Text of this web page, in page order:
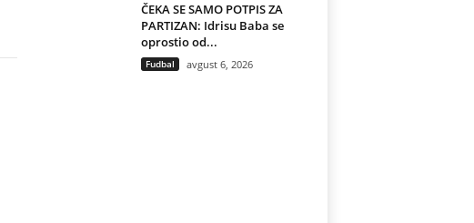
ČEKA SE SAMO POTPIS ZA
PARTIZAN: Idrisu Baba se
oprostio od...
Fudbal avgust 6, 2026